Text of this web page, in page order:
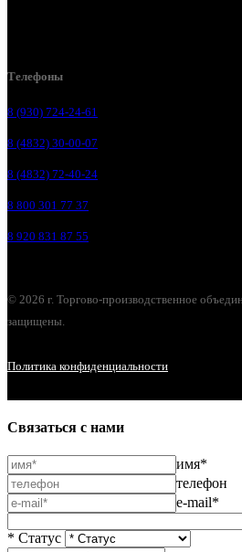
Телефоны
8 (930) 724-24-61
8 (4832) 30-00-07
8 (4832) 72-40-24
8 800 301 77 37
8 920 831 87 55
© 2026 г. Торгово-производственное
защищены.
Политика конфиденциальности
Связаться с нами
имя*
телефон
e-mail*
* Статус